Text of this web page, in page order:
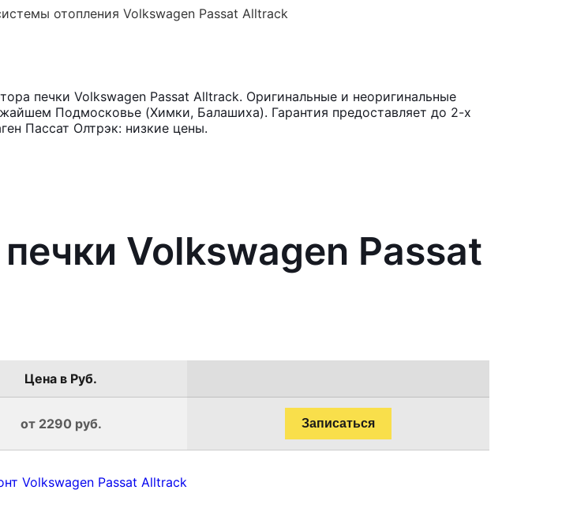
отопления Volkswagen Passat Alltrack
печки Volkswagen Passat Alltrack. Оригинальные и неоригинальные
Подмосковье (Химки, Балашиха). Гарантия предоставляет до 2-х
Пассат Олтрэк: низкие цены.
Volkswagen Passat
Цена в Руб.
от 2290 руб. Записаться
Volkswagen Passat Alltrack